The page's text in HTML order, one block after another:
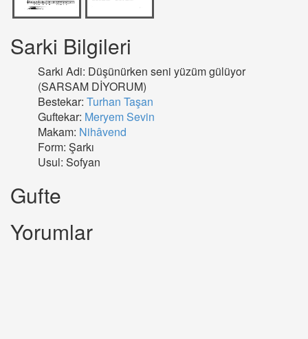
Sarki Bilgileri
Sarki Adi: Düşünürken seni yüzüm gülüyor
(SARSAM DİYORUM)
Bestekar: Turhan Taşan
Guftekar: Meryem Sevin
Makam: Nihâvend
Form: Şarkı
Usul: Sofyan
Gufte
Yorumlar